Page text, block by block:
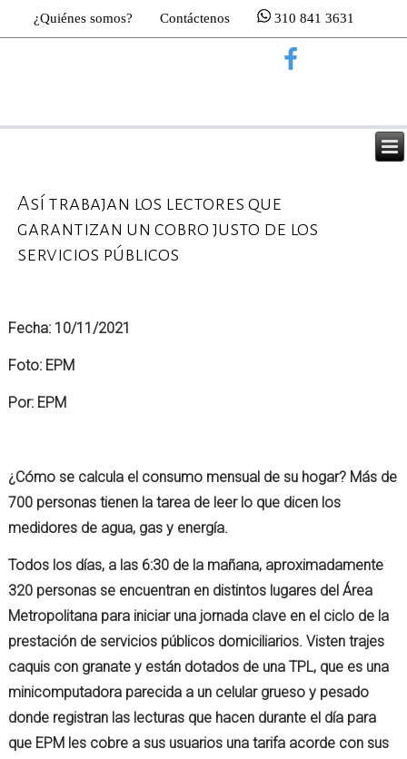
¿Quiénes somos? Contáctenos 310 841 3631
Así trabajan los lectores que
garantizan un cobro justo de los
servicios públicos
Fecha: 10/11/2021
Foto: EPM
Por: EPM
¿Cómo se calcula el consumo mensual de su hogar? Más de
700 personas tienen la tarea de leer lo que dicen los
medidores de agua, gas y energía.
Todos los días, a las 6:30 de la mañana, aproximadamente
320 personas se encuentran en distintos lugares del Área
Metropolitana para iniciar una jornada clave en el ciclo de la
prestación de servicios públicos domiciliarios. Visten trajes
caquis con granate y están dotados de una TPL, que es una
minicomputadora parecida a un celular grueso y pesado
donde registran las lecturas que hacen durante el día para
que EPM les cobre a sus usuarios una tarifa acorde con sus